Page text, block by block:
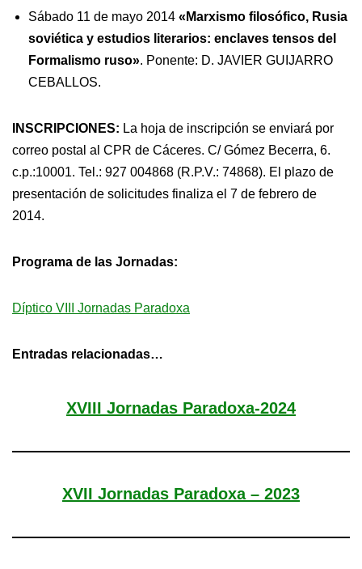
Sábado 11 de mayo 2014 «Marxismo filosófico, Rusia
soviética y estudios literarios: enclaves tensos del
Formalismo ruso». Ponente: D. JAVIER GUIJARRO
CEBALLOS.
INSCRIPCIONES: La hoja de inscripción se enviará por
correo postal al CPR de Cáceres. C/ Gómez Becerra, 6.
c.p.:10001. Tel.: 927 004868 (R.P.V.: 74868). El plazo de
presentación de solicitudes finaliza el 7 de febrero de
2014.
Programa de las Jornadas:
Díptico VIII Jornadas Paradoxa
Entradas relacionadas…
XVIII Jornadas Paradoxa-2024
XVII Jornadas Paradoxa – 2023